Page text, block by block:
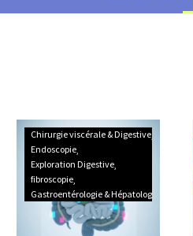
Volvulus
Comprendre
cette
Urgence
Médicale
Chirurgie viscérale & Digestive
Endoscopie
Exploration Digestive
fibroscopie
Gastroentérologie & Hépatologie